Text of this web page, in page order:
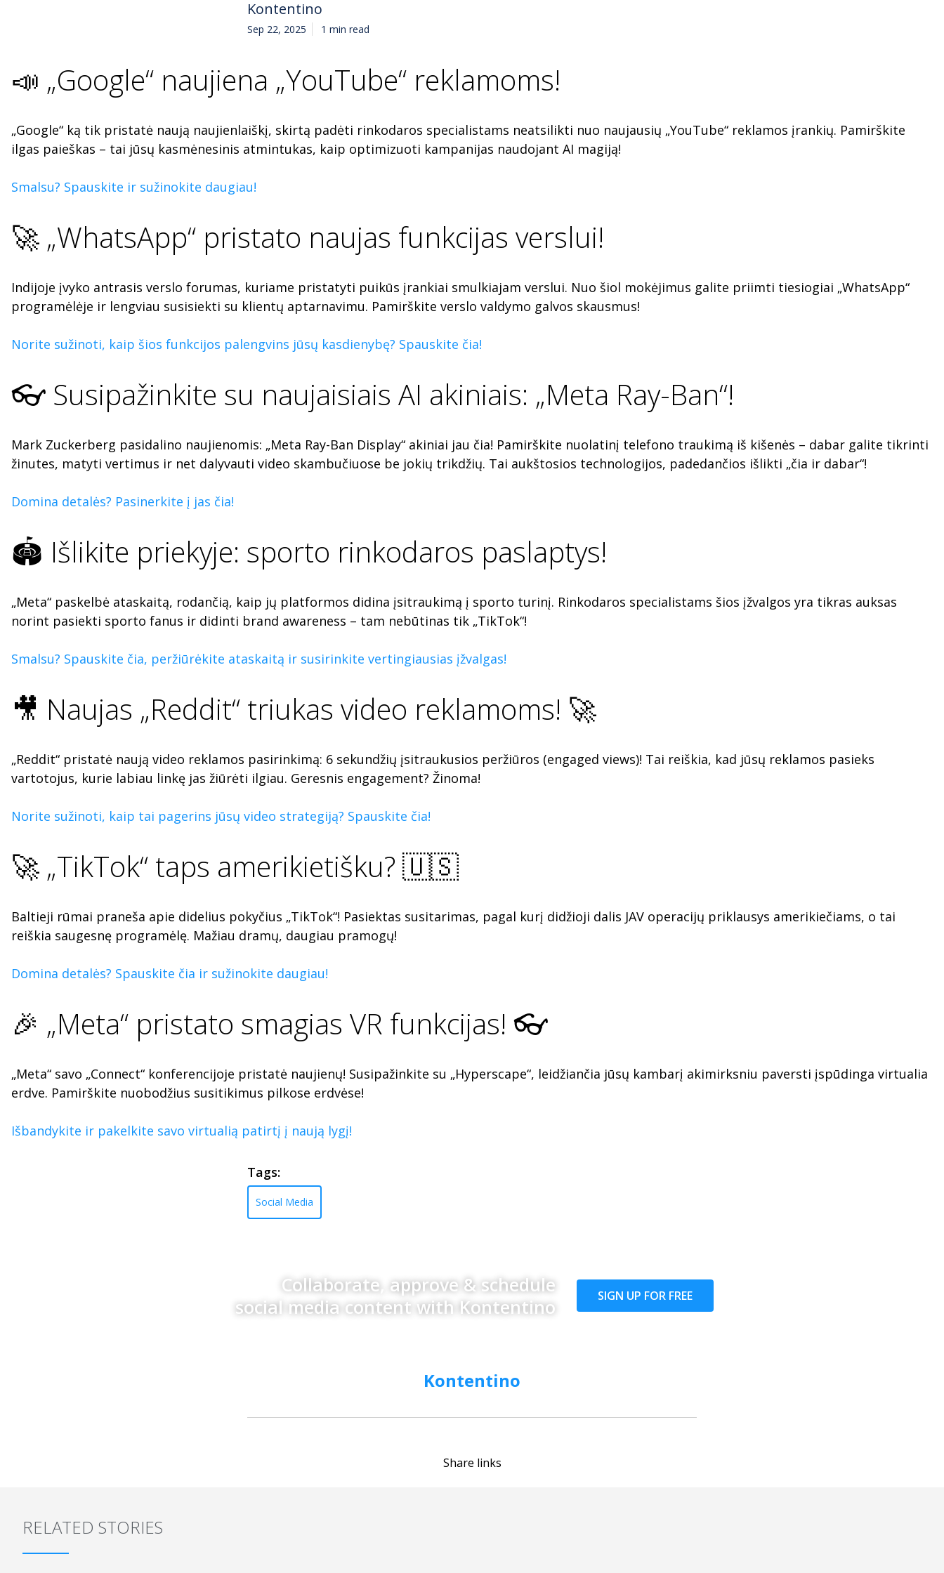
Kontentino
Sep 22, 2025 1 min read
📣 „Google“ naujiena „YouTube“ reklamoms!
„Google“ ką tik pristatė naują naujienlaiškį, skirtą padėti rinkodaros specialistams neatsilikti nuo naujausių „YouTube“ reklamos įrankių. Pamirškite
ilgas paieškas – tai jūsų kasmėnesinis atmintukas, kaip optimizuoti kampanijas naudojant AI magiją!
Smalsu? Spauskite ir sužinokite daugiau!
🚀 „WhatsApp“ pristato naujas funkcijas verslui!
Indijoje įvyko antrasis verslo forumas, kuriame pristatyti puikūs įrankiai smulkiajam verslui. Nuo šiol mokėjimus galite priimti tiesiogiai „WhatsApp“
programėlėje ir lengviau susisiekti su klientų aptarnavimu. Pamirškite verslo valdymo galvos skausmus!
Norite sužinoti, kaip šios funkcijos palengvins jūsų kasdienybę? Spauskite čia!
👓 Susipažinkite su naujaisiais AI akiniais: „Meta Ray-Ban“!
Mark Zuckerberg pasidalino naujienomis: „Meta Ray-Ban Display“ akiniai jau čia! Pamirškite nuolatinį telefono traukimą iš kišenės – dabar galite tikrinti
žinutes, matyti vertimus ir net dalyvauti video skambučiuose be jokių trikdžių. Tai aukštosios technologijos, padedančios išlikti „čia ir dabar“!
Domina detalės? Pasinerkite į jas čia!
🏟️ Išlikite priekyje: sporto rinkodaros paslaptys!
„Meta“ paskelbė ataskaitą, rodančią, kaip jų platformos didina įsitraukimą į sporto turinį. Rinkodaros specialistams šios įžvalgos yra tikras auksas
norint pasiekti sporto fanus ir didinti brand awareness – tam nebūtinas tik „TikTok“!
Smalsu? Spauskite čia, peržiūrėkite ataskaitą ir susirinkite vertingiausias įžvalgas!
🎥 Naujas „Reddit“ triukas video reklamoms! 🚀
„Reddit“ pristatė naują video reklamos pasirinkimą: 6 sekundžių įsitraukusios peržiūros (engaged views)! Tai reiškia, kad jūsų reklamos pasieks
vartotojus, kurie labiau linkę jas žiūrėti ilgiau. Geresnis engagement? Žinoma!
Norite sužinoti, kaip tai pagerins jūsų video strategiją? Spauskite čia!
🚀 „TikTok“ taps amerikietišku? 🇺🇸
Baltieji rūmai praneša apie didelius pokyčius „TikTok“! Pasiektas susitarimas, pagal kurį didžioji dalis JAV operacijų priklausys amerikiečiams, o tai
reiškia saugesnę programėlę. Mažiau dramų, daugiau pramogų!
Domina detalės? Spauskite čia ir sužinokite daugiau!
🎉 „Meta“ pristato smagias VR funkcijas! 👓
„Meta“ savo „Connect“ konferencijoje pristatė naujienų! Susipažinkite su „Hyperscape“, leidžiančia jūsų kambarį akimirksniu paversti įspūdinga virtualia
erdve. Pamirškite nuobodžius susitikimus pilkose erdvėse!
Išbandykite ir pakelkite savo virtualią patirtį į naują lygį!
Tags:
Social Media
Collaborate, approve & schedule
social media content with Kontentino
SIGN UP FOR FREE
Kontentino
Share links
RELATED STORIES